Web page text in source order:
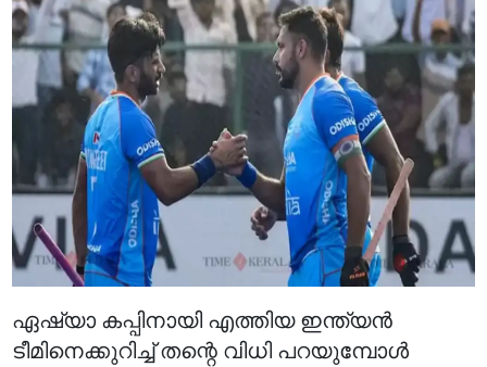
ഏഷ്യാ കപ്പിനായി എത്തിയ ഇന്ത്യൻ
ടീമിനെക്കുറിച്ച് തന്റെ വിധി പറയുമ്പോൾ